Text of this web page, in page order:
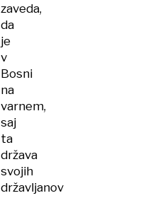
zaveda,
da
je
v
Bosni
na
varnem,
saj
ta
država
svojih
državljanov